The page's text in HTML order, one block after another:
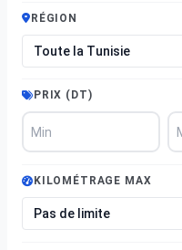
RÉGION
PRIX (DT)
KILOMÉTRAGE MAX